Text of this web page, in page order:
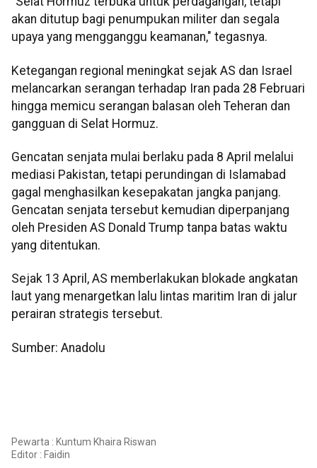
akan ditutup bagi penumpukan militer dan segala
upaya yang mengganggu keamanan," tegasnya.
Ketegangan regional meningkat sejak AS dan Israel
melancarkan serangan terhadap Iran pada 28 Februari
hingga memicu serangan balasan oleh Teheran dan
gangguan di Selat Hormuz.
Gencatan senjata mulai berlaku pada 8 April melalui
mediasi Pakistan, tetapi perundingan di Islamabad
gagal menghasilkan kesepakatan jangka panjang.
Gencatan senjata tersebut kemudian diperpanjang
oleh Presiden AS Donald Trump tanpa batas waktu
yang ditentukan.
Sejak 13 April, AS memberlakukan blokade angkatan
laut yang menargetkan lalu lintas maritim Iran di jalur
perairan strategis tersebut.
Sumber: Anadolu
Pewarta : Kuntum Khaira Riswan
Editor : Faidin